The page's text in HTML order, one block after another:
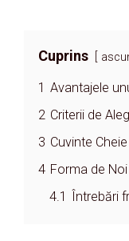
Cuprins
1 Avantajele
2 Criterii de
3 Cuvinte
4 Forma de Noi
4.1
Întrebări